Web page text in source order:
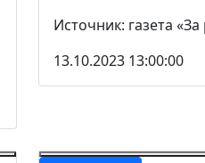
Источник: газета
13.10.2023 13:00:00